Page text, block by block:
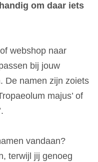
om daar iets
webshop naar
bij jouw
De namen zijn zoiets
majus’ of
vandaan?
terwijl jij genoeg